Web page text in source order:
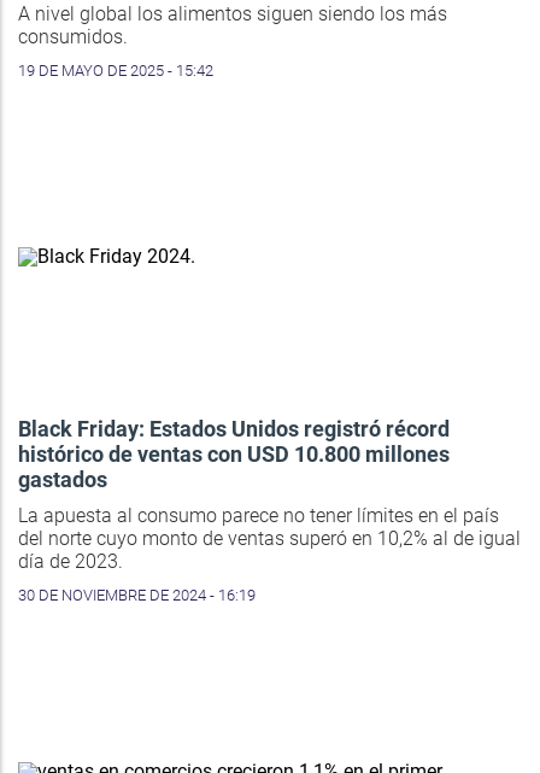
A nivel global los alimentos siguen siendo los más
consumidos.
19 DE MAYO DE 2025 - 15:42
Black Friday: Estados Unidos registró récord
histórico de ventas con USD 10.800 millones
gastados
La apuesta al consumo parece no tener límites en el país
del norte cuyo monto de ventas superó en 10,2% al de igual
día de 2023.
30 DE NOVIEMBRE DE 2024 - 16:19